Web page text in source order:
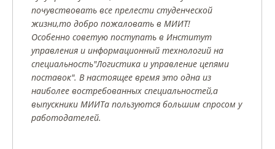
почувствовать все прелести студенческой
жизни,то добро пожаловать в МИИТ!
Особенно советую поступать в Институт
управления и информационный технологий на
специальность"Логистика и управление цепями
поставок". В настоящее время это одна из
наиболее востребованных специальностей,а
выпускники МИИТа пользуются большим спросом у
работодателей.